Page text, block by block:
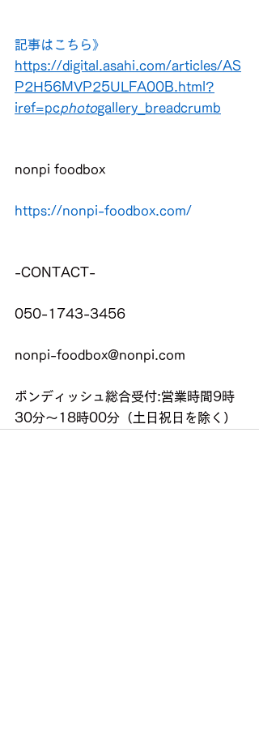
記事はこちら》
https://digital.asahi.com/articles/AS
P2H56MVP25ULFA00B.html?
iref=pcphotogallery_breadcrumb
nonpi foodbox
https://nonpi-foodbox.com/
-CONTACT-
050-1743-3456
nonpi-foodbox@nonpi.com
ボンディッシュ総合受付:営業時間9時
30分～18時00分（土日祝日を除く）